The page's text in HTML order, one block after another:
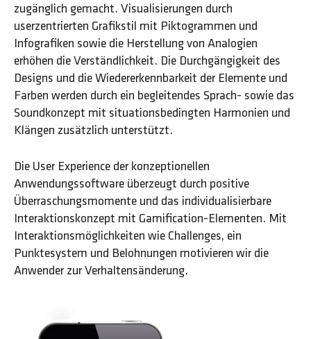
zugänglich gemacht. Visualisierungen durch
userzentrierten Grafikstil mit Piktogrammen und
Infografiken sowie die Herstellung von Analogien
erhöhen die Verständlichkeit. Die Durchgängigkeit des
Designs und die Wiedererkennbarkeit der Elemente und
Farben werden durch ein begleitendes Sprach- sowie das
Soundkonzept mit situationsbedingten Harmonien und
Klängen zusätzlich unterstützt.
Die User Experience der konzeptionellen
Anwendungssoftware überzeugt durch positive
Überraschungsmomente und das individualisierbare
Interaktionskonzept mit Gamification-Elementen. Mit
Interaktionsmöglichkeiten wie Challenges, ein
Punktesystem und Belohnungen motivieren wir die
Anwender zur Verhaltensänderung.